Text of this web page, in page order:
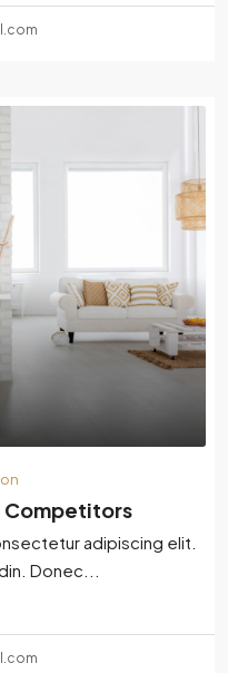
Competitors
adipiscing elit.
Donec...